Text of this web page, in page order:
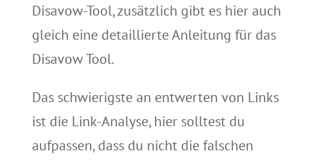
Disavow-Tool, zusätzlich gibt es hier auch
gleich eine detaillierte Anleitung für das
Disavow Tool.
Das schwierigste an entwerten von Links
ist die Link-Analyse, hier solltest du
aufpassen, dass du nicht die falschen